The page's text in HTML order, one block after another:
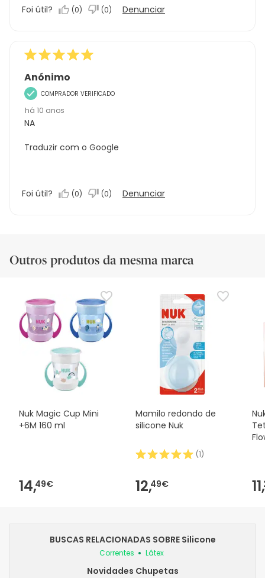
Foi útil? (0) (0) Denunciar
Anónimo
COMPRADOR VERIFICADO
há 10 anos
NA
Traduzir com o Google
Foi útil? (0) (0) Denunciar
Outros produtos da mesma marca
Nuk Magic Cup Mini
+6M 160 ml
14,49€
Mamilo redondo de
silicone Nuk
(1)
12,49€ 11,
BUSCAS RELACIONADAS SOBRE Silicone
Correntes Látex
Novidades Chupetas